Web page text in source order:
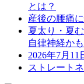
とは？
産後の腰痛
夏太り・夏
自律神経か
2026年7月
ストレート